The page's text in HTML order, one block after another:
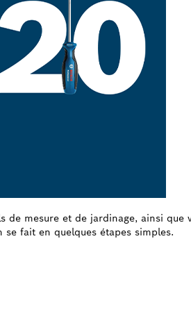
mesure et de jardinage, ainsi que
fait en quelques étapes simples.